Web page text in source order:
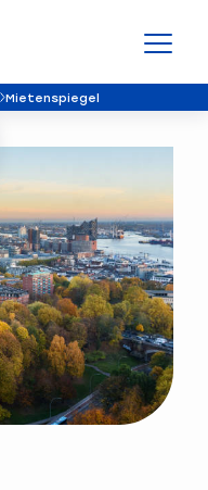
Mietenspiegel